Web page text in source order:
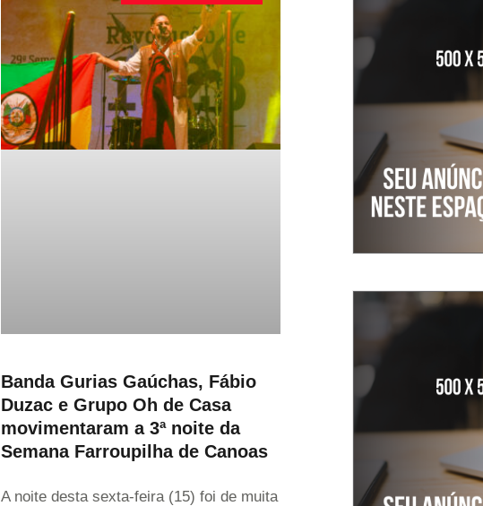
Banda Gurias Gaúchas, Fábio
Duzac e Grupo Oh de Casa
movimentaram a 3ª noite da
Semana Farroupilha de Canoas
A noite desta sexta-feira (15) foi de muita